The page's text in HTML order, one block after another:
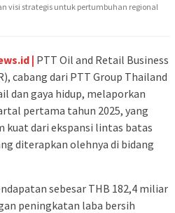
visi strategis untuk pertumbuhan regional
| PTT Oil and Retail Business
cabang dari PTT Group Thailand
dan gaya hidup, melaporkan
pertama tahun 2025, yang
dari ekspansi lintas batas
diterapkan olehnya di bidang
sebesar THB 182,4 miliar
peningkatan laba bersih